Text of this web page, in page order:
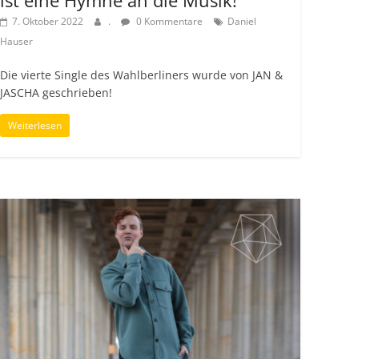
7. Oktober 2022 . 0 Kommentare
Daniel
Hauser
Die vierte Single des Wahlberliners wurde von JAN &
JASCHA geschrieben!
Weiterlesen